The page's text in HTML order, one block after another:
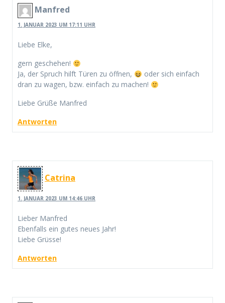
Manfred
1. JANUAR 2023 UM 17:11 UHR
Liebe Elke,
gern geschehen!
Ja, der Spruch hilft Türen zu öffnen,
oder sich einfach
dran zu wagen, bzw. einfach zu machen!
Liebe Grüße Manfred
Antworten
Catrina
1. JANUAR 2023 UM 14:46 UHR
Lieber Manfred
Ebenfalls ein gutes neues Jahr!
Liebe Grüsse!
Antworten